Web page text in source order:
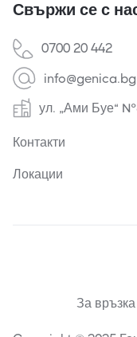
Свържи се с
0700 20 442
info@genica.bg
ул. „Ами Буе“
Контакти
Локации
За